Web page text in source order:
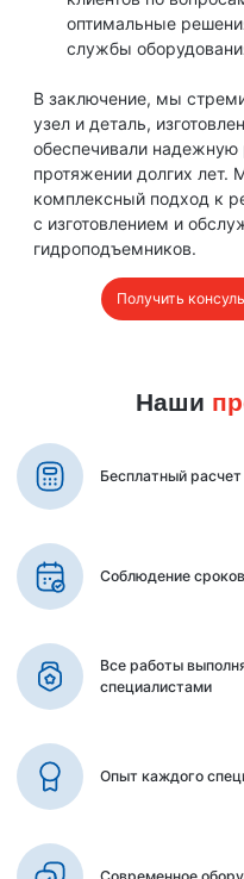
оптимальные
службы
В заключение, мы
узел и деталь,
обеспечивали надежную
протяжении долгих лет.
комплексный подход к
с изготовлением и
гидроподъемников.
Получить
Наши
Бесплатный
Соблюдение
Все работы
специалистами
Опыт каждого